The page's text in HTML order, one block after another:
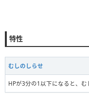
特性
むしのしらせ
HPが3分の1以下になると、